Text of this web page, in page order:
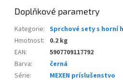
Doplňkové parametry
Kategorie: Sprchové sety s horní
Hmotnost:
0.2 kg
EAN:
5907709117792
Barva:
černá
Série:
MEXEN príslušenstvo